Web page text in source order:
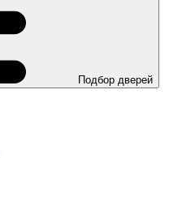
Подбор дверей